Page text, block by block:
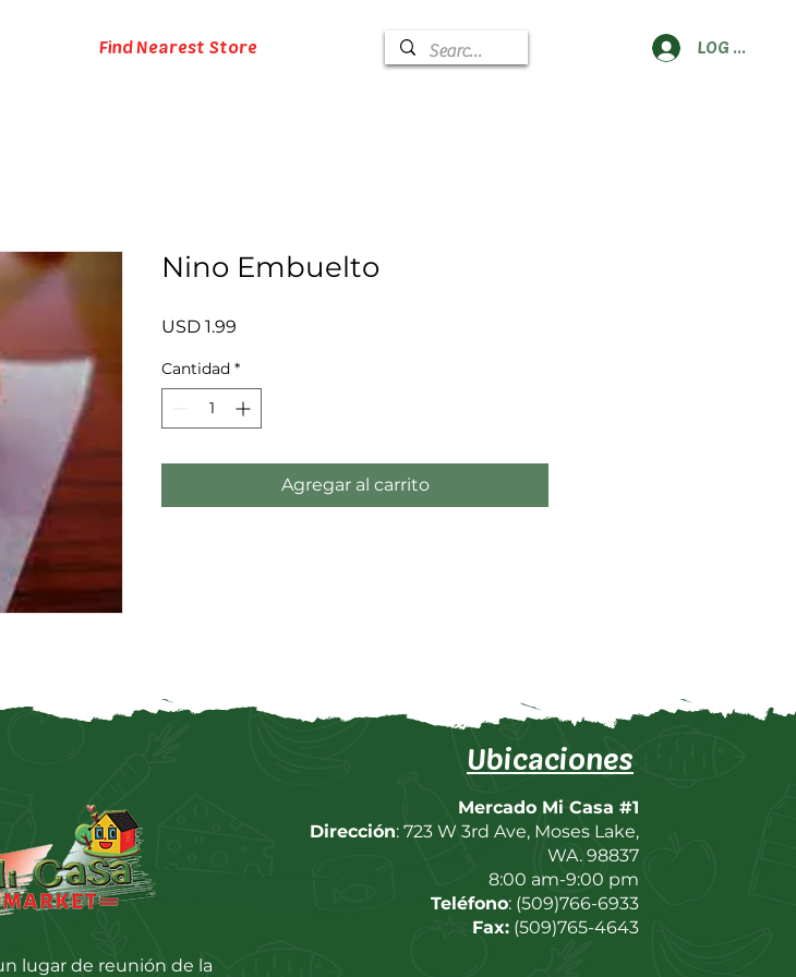
Find Nearest Store LOG IN
Nino Embuelto
USD 1.99
Cantidad *
Agregar al carrito
Ubicaciones
lugar de reunión de la
Mercado Mi Casa #1
Dirección: 723 W 3rd Ave, Moses Lake,
WA. 98837
8:00 am-9:00 pm
Teléfono: (509)766-6933
Fax: (509)765-4643